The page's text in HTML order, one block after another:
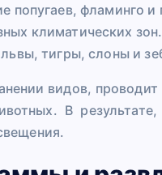
попугаев, фламинго и
климатических зон.
тигры, слоны и
видов,
В